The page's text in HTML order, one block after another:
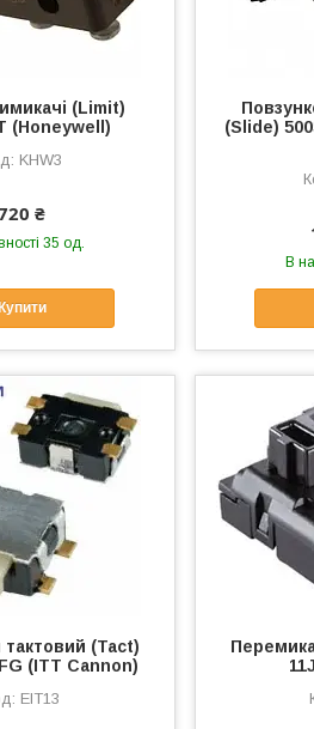
(Limit)
(Honeywell)
KHW3
₴
35 од.
Купити
(Slide)
В
(Tact)
(ITT Cannon)
EIT13